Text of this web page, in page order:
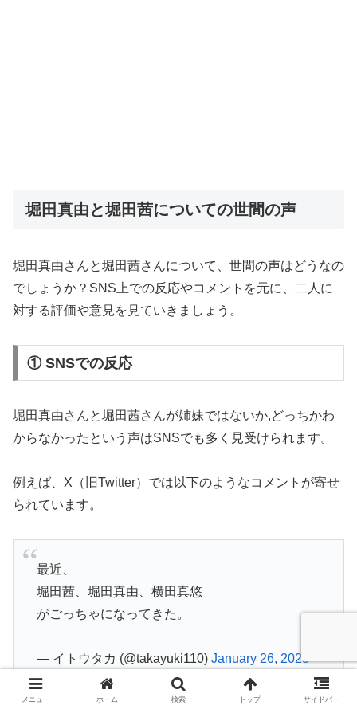
堀田真由と堀田茜についての世間の声
堀田真由さんと堀田茜さんについて、世間の声はどうなの
でしょうか？SNS上での反応やコメントを元に、二人に
対する評価や意見を見ていきましょう。
① SNSでの反応
堀田真由さんと堀田茜さんが姉妹ではないか,どっちかわ
からなかったという声はSNSでも多く見受けられます。
例えば、X（旧Twitter）では以下のようなコメントが寄せ
られています。
最近、
堀田茜、堀田真由、横田真悠
がごっちゃになってきた。
— イトウタカ (@takayuki110) January 26, 2023
メニュー ホーム 検索 トップ サイドバー